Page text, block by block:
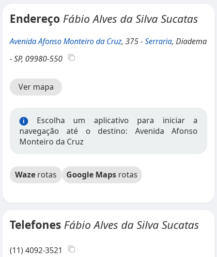
Endereço Fábio Alves da Silva Sucatas
Avenida Afonso Monteiro da Cruz, 375 -Serraria, Diadema
- SP, 09980-550
Ver mapa
i
Escolha um aplicativo para iniciar a
navegação até o destino: Avenida Afonso
Monteiro da Cruz
Waze rotas Google Maps rotas
Telefones Fábio Alves da Silva Sucatas
(11) 4092-3521